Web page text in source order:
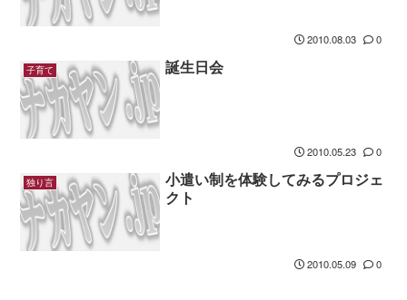
2010.08.03 0
子育て 誕生日会
2010.05.23 0
独り言
小遣い制を体験してみるプロジェ
クト
2010.05.09 0